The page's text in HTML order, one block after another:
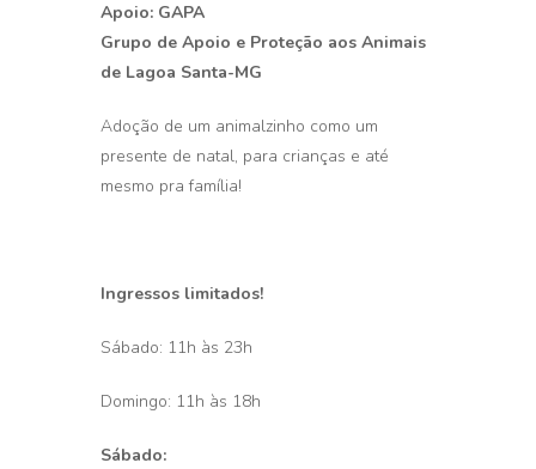
Apoio: GAPA
Grupo de Apoio e Proteção aos Animais
de Lagoa Santa-MG
Adoção de um animalzinho como um
presente de natal, para crianças e até
mesmo pra família!
Ingressos limitados!
Sábado: 11h às 23h
Domingo: 11h às 18h
Sábado: